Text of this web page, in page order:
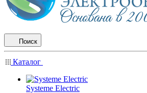
Поиск
Каталог
Systeme Electric